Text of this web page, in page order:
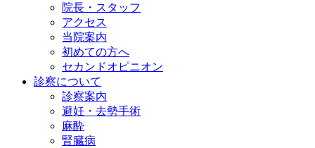
院長・スタッフ
アクセス
当院案内
初めての方へ
セカンドオピニオン
診察について
診察案内
避妊・去勢手術
麻酔
腎臓病